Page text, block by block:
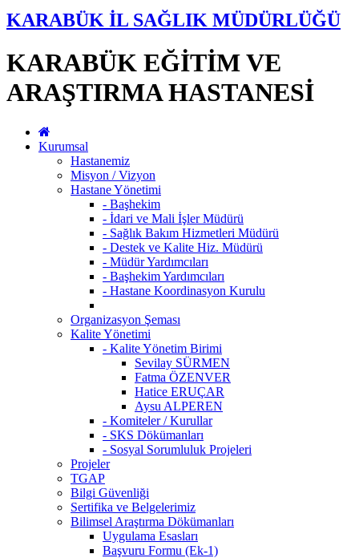
KARABÜK İL SAĞLIK MÜDÜRLÜĞÜ
KARABÜK EĞİTİM VE
ARAŞTIRMA HASTANESİ
Kurumsal
Hastanemiz
Misyon / Vizyon
Hastane Yönetimi
- Başhekim
- İdari ve Mali İşler Müdürü
- Sağlık Bakım Hizmetleri Müdürü
- Destek ve Kalite Hiz. Müdürü
- Müdür Yardımcıları
- Başhekim Yardımcıları
- Hastane Koordinasyon Kurulu
Organizasyon Şeması
Kalite Yönetimi
- Kalite Yönetim Birimi
Sevilay SÜRMEN
Fatma ÖZENVER
Hatice ERUÇAR
Aysu ALPEREN
- Komiteler / Kurullar
- SKS Dökümanları
- Sosyal Sorumluluk Projeleri
Projeler
TGAP
Bilgi Güvenliği
Sertifika ve Belgelerimiz
Bilimsel Araştırma Dökümanları
Uygulama Esasları
Başvuru Formu (Ek-1)